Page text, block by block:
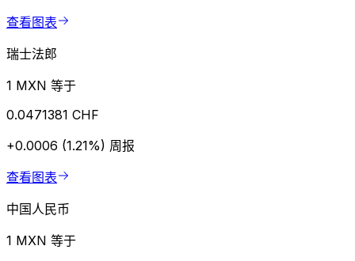
查看图表
瑞士法郎
1 MXN 等于
0.0471381 CHF
+0.0006 (1.21%) 周报
查看图表
中国人民币
1 MXN 等于